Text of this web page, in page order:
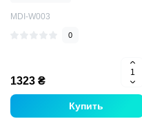
MDI-W003
0
1323 ₴
Купить